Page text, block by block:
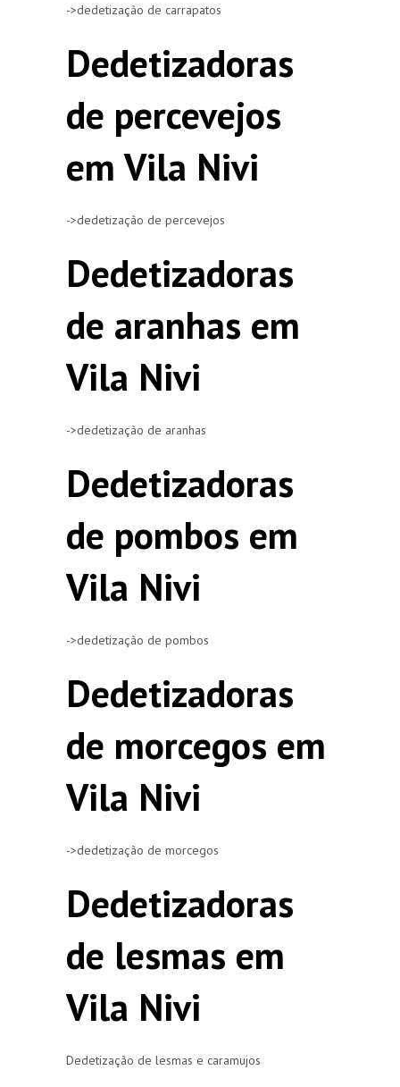
->dedetização de carrapatos
Dedetizadoras
de percevejos
em Vila Nivi
->dedetização de percevejos
Dedetizadoras
de aranhas em
Vila Nivi
->dedetização de aranhas
Dedetizadoras
de pombos em
Vila Nivi
->dedetização de pombos
Dedetizadoras
de morcegos em
Vila Nivi
->dedetização de morcegos
Dedetizadoras
de lesmas em
Vila Nivi
Dedetização de lesmas e caramujos